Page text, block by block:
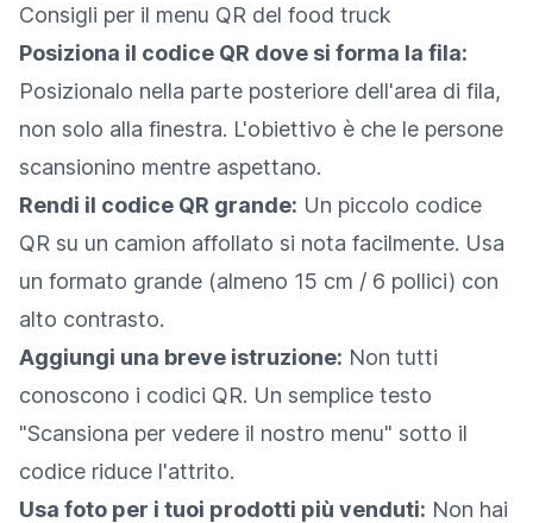
Consigli per il menu QR del food truck
Posiziona il codice QR dove si forma la fila:
Posizionalo nella parte posteriore dell'area di fila,
non solo alla finestra. L'obiettivo è che le persone
scansionino mentre aspettano.
Rendi il codice QR grande: Un piccolo codice
QR su un camion affollato si nota facilmente. Usa
un formato grande (almeno 15 cm / 6 pollici) con
alto contrasto.
Aggiungi una breve istruzione: Non tutti
conoscono i codici QR. Un semplice testo
"Scansiona per vedere il nostro menu" sotto il
codice riduce l'attrito.
Usa foto per i tuoi prodotti più venduti: Non hai